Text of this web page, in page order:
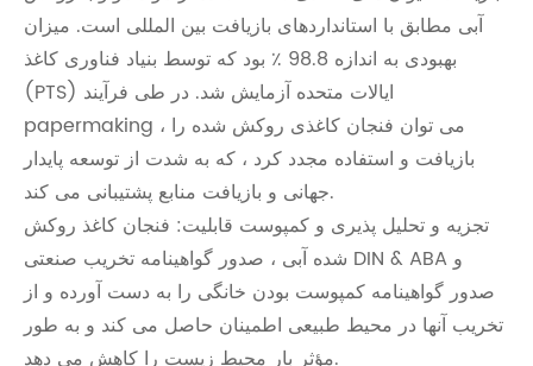
آبی مطابق با استانداردهای بازیافت بین المللی است. میزان
بهبودی به اندازه 98.8 ٪ بود که توسط بنیاد فناوری کاغذ
(PTS) ایالات متحده آزمایش شد. در طی فرآیند
papermaking ، می توان فنجان کاغذی روکش شده را
بازیافت و استفاده مجدد کرد ، که به شدت از توسعه پایدار
جهانی و بازیافت منابع پشتیبانی می کند.
تجزیه و تحلیل پذیری و کمپوست قابلیت: فنجان کاغذ روکش
شده آبی ، صدور گواهینامه تخریب صنعتی DIN & ABA و
صدور گواهینامه کمپوست بودن خانگی را به دست آورده و از
تخریب آنها در محیط طبیعی اطمینان حاصل می کند و به طور
مؤثر بار محیط زیست را کاهش می دهد.